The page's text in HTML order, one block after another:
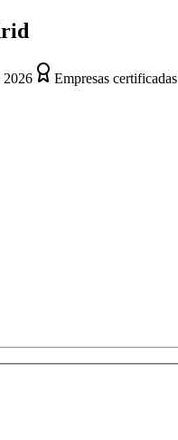
2026
Empresas certificadas